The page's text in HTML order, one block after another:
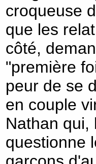
croqueuse
que les
côté,
"première
peur de se
en couple
Nathan
questionne